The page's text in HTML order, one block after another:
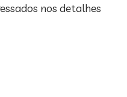
nos detalhes